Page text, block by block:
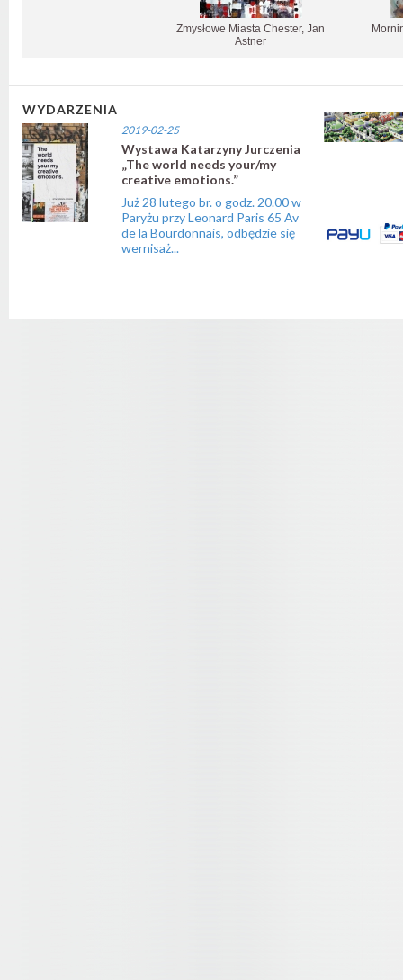
Zmysłowe Miasta Chester, Jan
Astner
WYDARZENIA
2019-02-25
Wystawa Katarzyny Jurczenia
„The world needs your/my
creative emotions.”
Już 28 lutego br. o godz. 20.00 w
Paryżu przy Leonard Paris 65 Av
de la Bourdonnais, odbędzie się
wernisaż...